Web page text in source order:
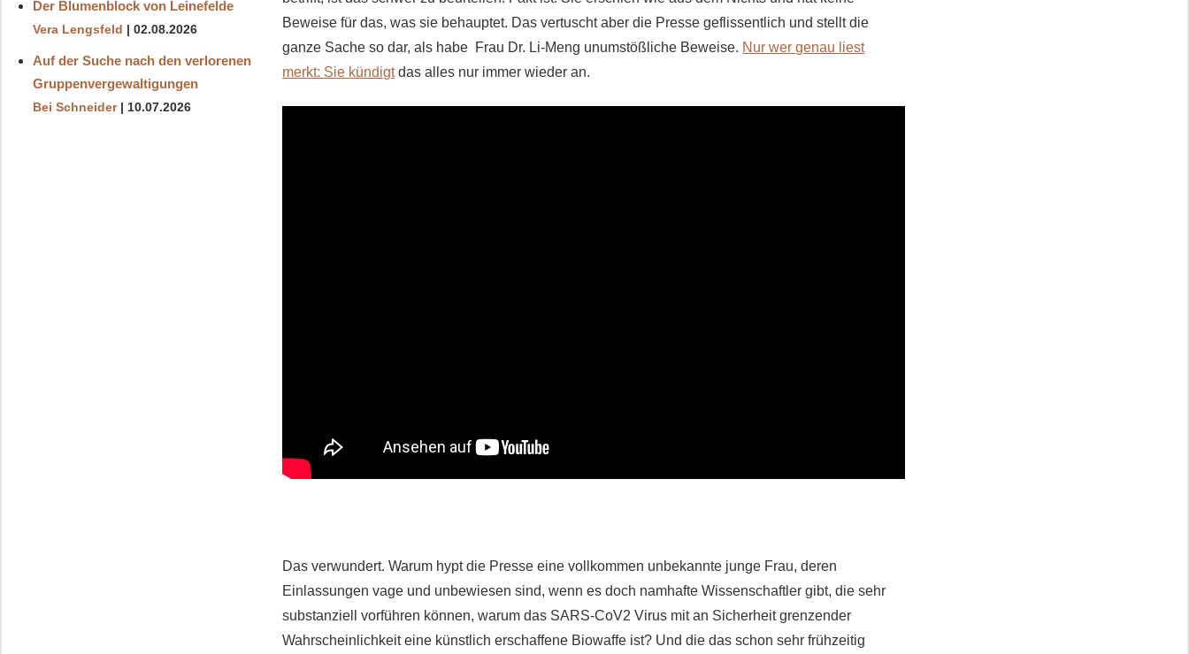
Beweise für das, was sie behauptet. Das vertuscht aber die Presse geflissentlich und stellt die
ganze Sache so dar, als habe Frau Dr. Li-Meng unumstößliche Beweise. Nur wer genau liest
merkt: Sie kündigtdas alles nur immer wieder an.
Das verwundert. Warum hypt die Presse eine vollkommen unbekannte junge Frau, deren
Einlassungen vage und unbewiesen sind, wenn es doch namhafte Wissenschaftler gibt, die sehr
substanziell vorführen können, warum das SARS-CoV2 Virus mit an Sicherheit grenzender
Wahrscheinlichkeit eine künstlich erschaffene Biowaffe ist? Und die das schon sehr frühzeitig
Der Blumenblock von Leinefelde
Vera Lengsfeld 02.08.2026
Auf der Suche nach den verlorenen
Gruppenvergewaltigungen
Bei Schneider 10.07.2026